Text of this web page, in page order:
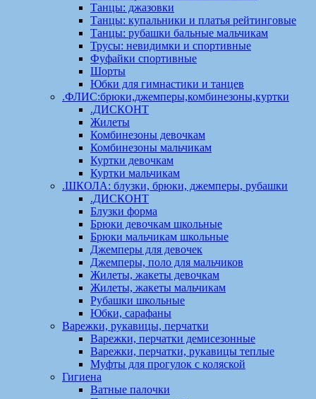
Танцы: джазовки
Танцы: купальники и платья рейтинговые
Танцы: рубашки бальные мальчикам
Трусы: невидимки и спортивные
Фуфайки спортивные
Шорты
Юбки для гимнастики и танцев
.ФЛИС:брюки,джемперы,комбинезоны,куртки
.ДИСКОНТ
Жилеты
Комбинезоны девочкам
Комбинезоны мальчикам
Куртки девочкам
Куртки мальчикам
.ШКОЛА: блузки, брюки, джемперы, рубашки
.ДИСКОНТ
Блузки форма
Брюки девочкам школьные
Брюки мальчикам школьные
Джемперы для девочек
Джемперы, поло для мальчиков
Жилеты, жакеты девочкам
Жилеты, жакеты мальчикам
Рубашки школьные
Юбки, сарафаны
Варежки, рукавицы, перчатки
Варежки, перчатки демисезонные
Варежки, перчатки, рукавицы теплые
Муфты для прогулок с коляской
Гигиена
Ватные палочки